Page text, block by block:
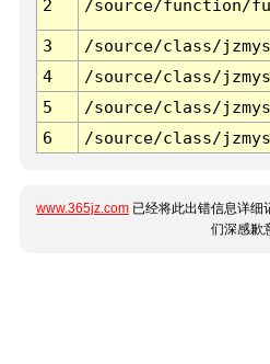
2 /source/function/
3 /source/class/
4
/source/class/
5
/source/class/
6
/source/class/
www.365jz.com 已经将此出错信息详细
们深感歉